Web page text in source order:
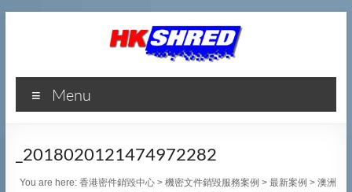
香
港
密
件
Menu
_2018020121474972282
You are here:香港密件銷毀中心 >機密文件銷毀服務案例 >最新案例 >澳洲